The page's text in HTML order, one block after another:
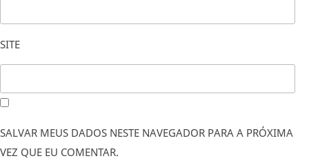
SITE
SALVAR MEUS DADOS NESTE NAVEGADOR PARA A PRÓXIMA
VEZ QUE EU COMENTAR.